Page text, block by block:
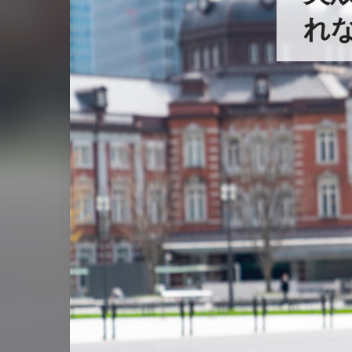
れ
ジ ャケットを上手に着こなしたい！
をオシャレに着こなすには、コー
とだけでなく、自分に合うジャケット選び
ジャケットさえ手に入れば、今持っている
せるでしょう。では、どうやって自分に合